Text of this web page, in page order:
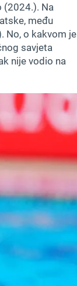
(2024.). Na
među
No, o kakvom je
savjeta
nije vodio na